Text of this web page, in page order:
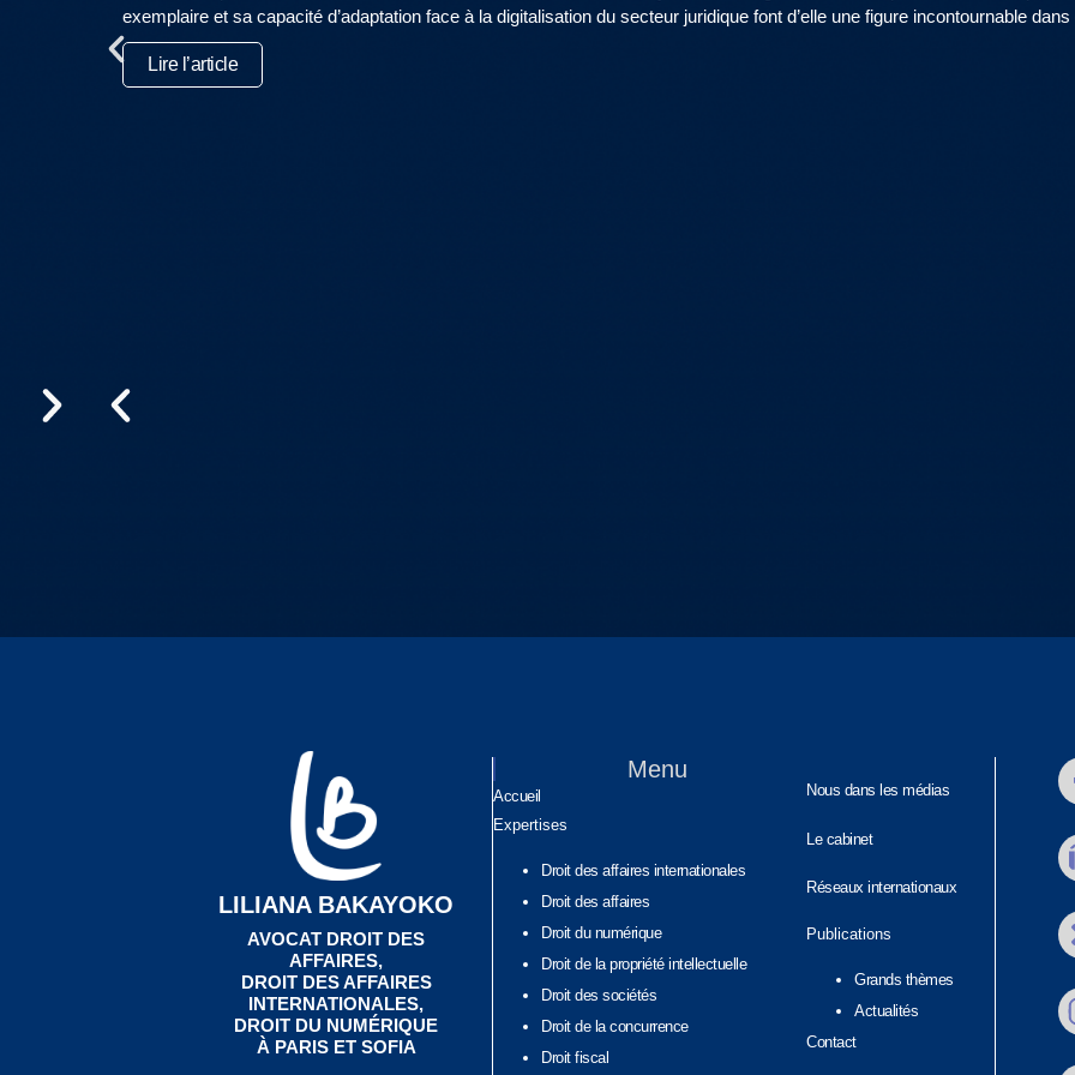
exemplaire et sa capacité d’adaptation face à la digitalisation du secteur juridique font d’elle une figure incontournable
Lire l’article
LILIANA BAKAYOKO
AVOCAT DROIT DES
AFFAIRES,
DROIT DES AFFAIRES
INTERNATIONALES,
DROIT DU NUMÉRIQUE
À PARIS ET SOFIA
Menu
Accueil
Expertises
Droit des affaires internationales
Droit des affaires
Droit du numérique
Droit de la propriété intellectuelle
Droit des sociétés
Droit de la concurrence
Droit fiscal
Nous dans les médias
Le cabinet
Réseaux internationaux
Publications
Grands thèmes
Actualités
Contact